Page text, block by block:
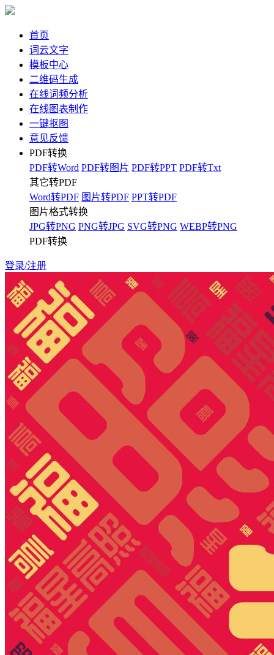
首页
词云文字
模板中心
二维码生成
在线词频分析
在线图表制作
一键抠图
意见反馈
PDF转换
PDF转Word PDF转图片 PDF转PPT PDF转Txt
其它转PDF
Word转PDF 图片转PDF PPT转PDF
图片格式转换
JPG转PNG PNG转JPG SVG转PNG WEBP转PNG
PDF转换
登录/注册